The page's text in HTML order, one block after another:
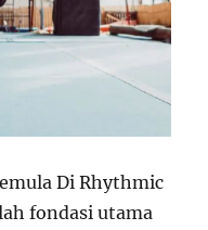
Di Rhythmic
fondasi utama